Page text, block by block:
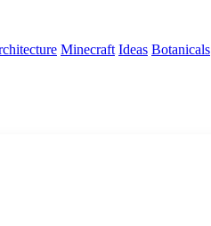
Minecraft Ideas Botanicals